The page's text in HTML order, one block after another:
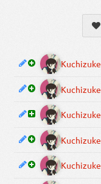
Kuchizuke
Kuchizuke
Kuchizuke
Kuchizuke
Kuchizuke